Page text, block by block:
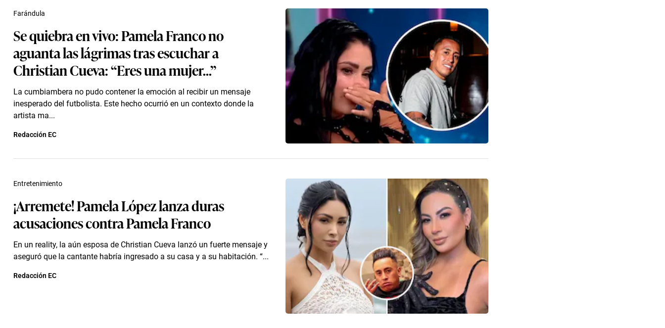
Se quiebra en vivo: Pamela Franco no
aguanta las lágrimas tras escuchar a
Christian Cueva: “Eres una mujer...”
La cumbiambera no pudo contener la emoción al recibir un mensaje
inesperado del futbolista. Este hecho ocurrió en un contexto donde la
artista ma...
Farándula
Redacción EC
¡Arremete! Pamela López lanza duras
acusaciones contra Pamela Franco
En un reality, la aún esposa de Christian Cueva lanzó un fuerte mensaje y
aseguró que la cantante habría ingresado a su casa y a su habitación. “...
Entretenimiento
Redacción EC